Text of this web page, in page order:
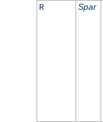
R Spar